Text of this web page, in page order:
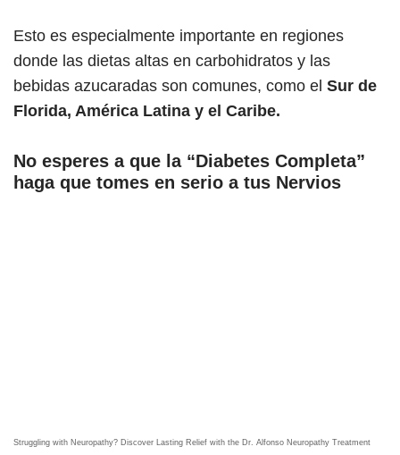
Esto es especialmente importante en regiones
donde las dietas altas en carbohidratos y las
bebidas azucaradas son comunes, como el Sur de
Florida, América Latina y el Caribe.
No esperes a que la “Diabetes Completa”
haga que tomes en serio a tus Nervios
Struggling with Neuropathy? Discover Lasting Relief with the Dr. Alfonso Neuropathy Treatment